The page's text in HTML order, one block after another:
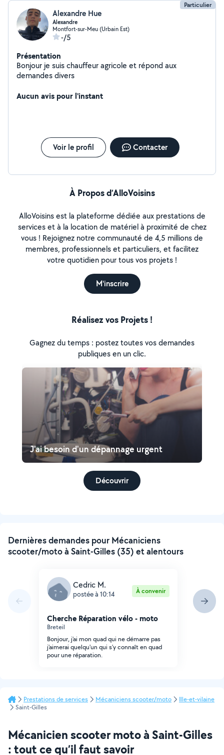
Particulier
Alexandre Hue
Alexandre
Montfort-sur-Meu (Urbain Est)
-/5
Présentation
Bonjour je suis chauffeur agricole et répond aux
demandes divers
Aucun avis pour l'instant
Voir le profil Contacter
À Propos d’AlloVoisins
AlloVoisins est la plateforme dédiée aux prestations de
services et à la location de matériel à proximité de chez
vous ! Rejoignez notre communauté de 4,5 millions de
membres, professionnels et particuliers, et facilitez
votre quotidien pour tous vos projets !
M'inscrire
Réalisez vos Projets !
Gagnez du temps : postez toutes vos demandes
publiques en un clic.
J'ai besoin d'un dépannage urgent
Découvrir
Dernières demandes pour Mécaniciens
scooter/moto à Saint-Gilles (35) et alentours
Cedric M.
postée à 10:14 À convenir
Cherche Réparation vélo - moto
Breteil
Bonjour, j'ai mon quad qui ne démarre pas
j'aimerai quelqu'un qui s'y connaît en quad
pour une réparation.
Prestations de services Mécaniciens scooter/moto
Ille-et-vilaine
Saint-Gilles
Mécanicien scooter moto à Saint-Gilles
: tout ce qu’il faut savoir